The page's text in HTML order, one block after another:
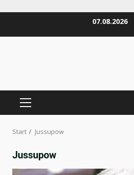
07.08.2026
PRIMÄRES
Start Jussupow
Jussupow